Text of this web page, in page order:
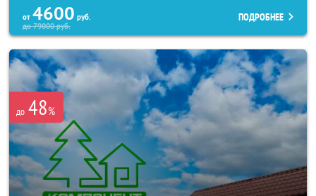
от 4600 руб.
до79000руб.
ПОДРОБНЕЕ
до 48%